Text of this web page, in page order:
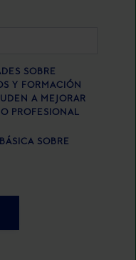
SOBRE
Y FORMACIÓN
A MEJORAR
PROFESIONAL
SOBRE